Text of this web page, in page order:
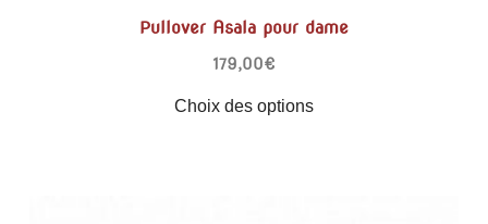
Pullover Asala pour dame
179,00€
Choix des options